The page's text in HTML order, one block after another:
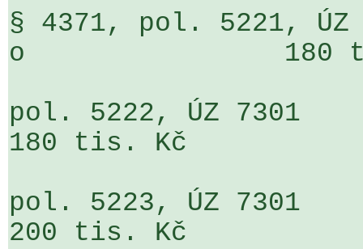
§ 4371, pol. 5221, ÚZ
o                180
pol. 5222, ÚZ
180 tis. Kč
pol. 5223, ÚZ
200 tis. Kč